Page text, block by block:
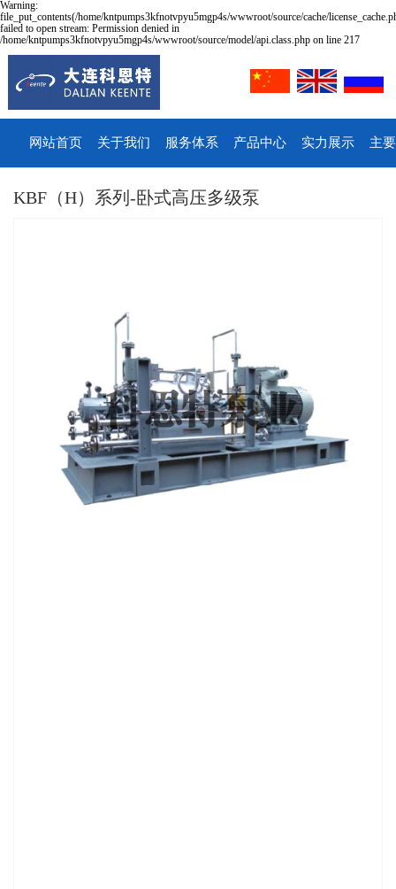
Warning:
file_put_contents(/home/kntpumps3kfnotvpyu5mgp4s/wwwroot/source/cache/
failed to open stream: Permission denied in
/home/kntpumps3kfnotvpyu5mgp4s/wwwroot/source/model/api.class.php on line 217
网站首页 关于我们 服务体系 产品中心 实力展示 主
KBF（H）系列-卧式高压多级泵